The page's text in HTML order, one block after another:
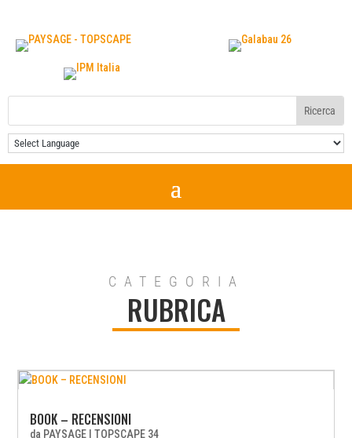
CATEGORIA
RUBRICA
BOOK – RECENSIONI
da PAYSAGE |TOPSCAPE 34